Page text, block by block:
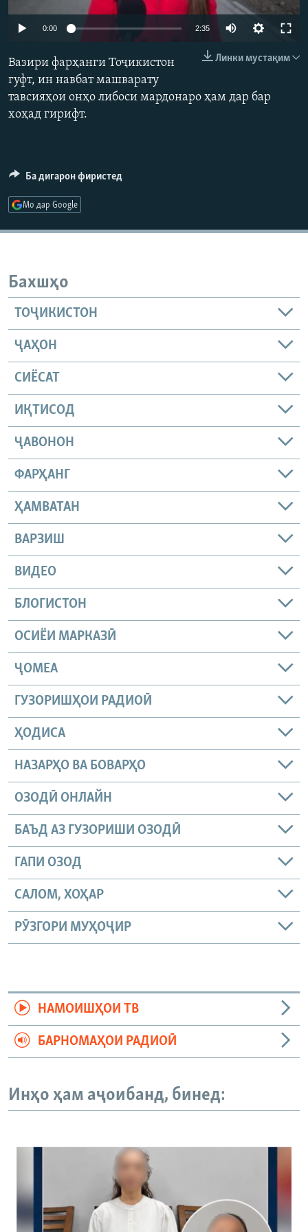
ГУЗОРИШҲОИ РАДИОӢ
Русский
ПАЙГИРӢ КУНЕД
0:00 2:35
Линки мустақим
Вазири фарҳанги Тоҷикистон
гуфт, ин навбат машварату
тавсияҳои онҳо либоси мардонаро ҳам дар бар
хоҳад гирифт.
Ба дигарон фиристед
Мо дар Google
Бахшҳо
ТОҶИКИСТОН
ҶАҲОН
СИЁСАТ
ИҚТИСОД
ҶАВОНОН
ФАРҲАНГ
ҲАМВАТАН
ВАРЗИШ
ВИДЕО
БЛОГИСТОН
ОСИЁИ МАРКАЗӢ
ҶОМEА
ГУЗОРИШҲОИ РАДИОӢ
ҲОДИСА
НАЗАРҲО ВА БОВАРҲО
ОЗОДӢ ОНЛАЙН
БАЪД АЗ ГУЗОРИШИ ОЗОДӢ
ГАПИ ОЗОД
САЛОМ, ХОҲАР
РӮЗГОРИ МУҲОҶИР
НАМОИШҲОИ ТВ
БАРНОМАҲОИ РАДИОӢ
Инҳо ҳам аҷоибанд, бинед: